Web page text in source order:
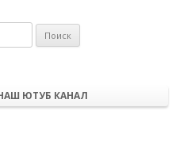
ЮТУБ КАНАЛ